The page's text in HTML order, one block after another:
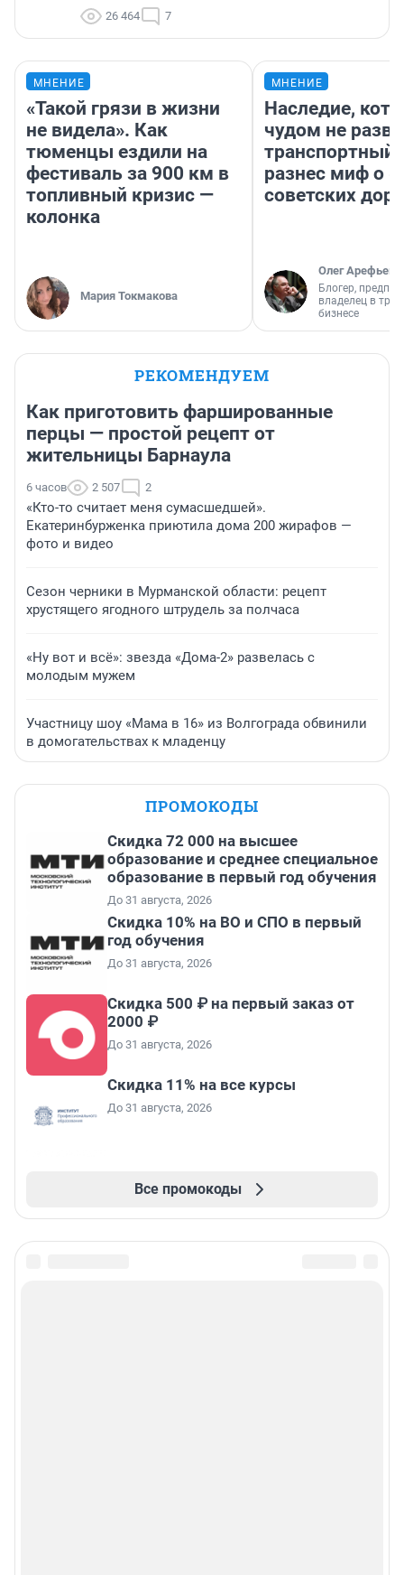
26 464 7
МНЕНИЕ
«Такой грязи в жизни
не видела». Как
тюменцы ездили на
фестиваль за 900 км в
топливный кризис —
колонка
Мария Токмакова
МНЕНИЕ
Наследие,
чудом не
транспортный
разнес миф о
советских
Олег Арефьев
Блогер,
владелец в
бизнесе
РЕКОМЕНДУЕМ
Как приготовить фаршированные
перцы — простой рецепт от
жительницы Барнаула
6 часов 2 507 2
«Кто-то считает меня сумасшедшей».
Екатеринбурженка приютила дома 200 жирафов —
фото и видео
Сезон черники в Мурманской области: рецепт
хрустящего ягодного штрудель за полчаса
«Ну вот и всё»: звезда «Дома-2» развелась с
молодым мужем
Участницу шоу «Мама в 16» из Волгограда обвинили
в домогательствах к младенцу
ПРОМОКОДЫ
Скидка 72 000 на высшее
образование и среднее специальное
образование в первый год обучения
До 31 августа, 2026
Скидка 10% на ВО и СПО в первый
год обучения
До 31 августа, 2026
Скидка 500 ₽ на первый заказ от
2000 ₽
До 31 августа, 2026
Скидка 11% на все курсы
До 31 августа, 2026
Все промокоды